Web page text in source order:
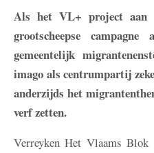
Als het VL+ project aan
grootscheepse
gemeentelijk
imago als centrumpartij
anderzijds het
verf zetten.
Verreyken Het Vlaams